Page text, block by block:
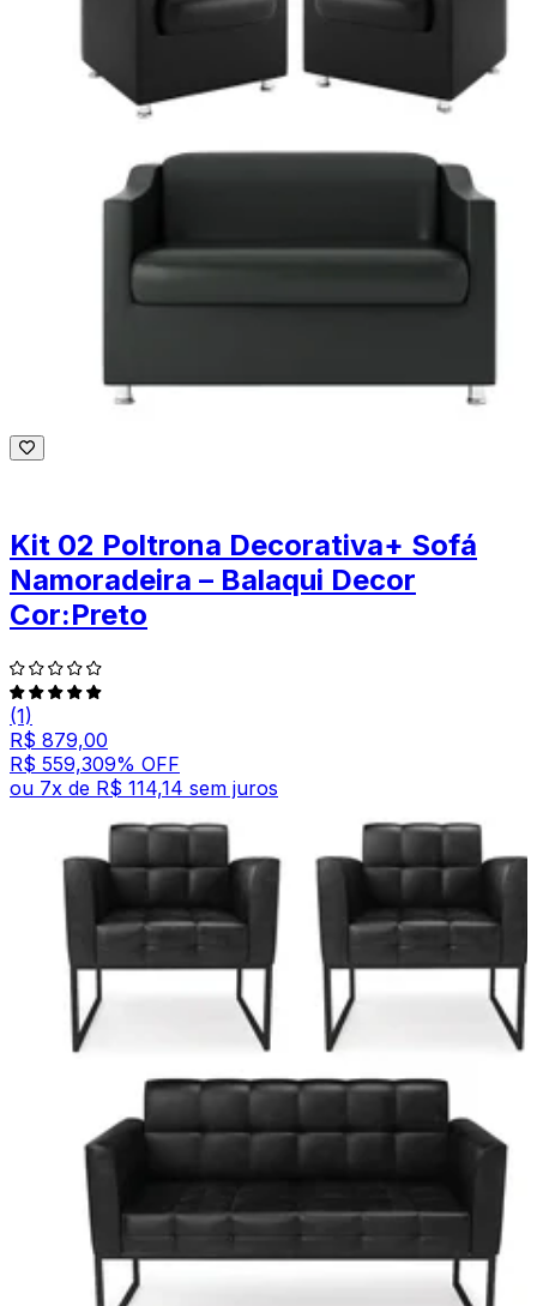
Kit 02 Poltrona Decorativa+ Sofá
Namoradeira – Balaqui Decor
Cor:Preto
(1)
R$ 879,00
R$ 559,309% OFF
ou 7x de R$ 114,14 sem juros